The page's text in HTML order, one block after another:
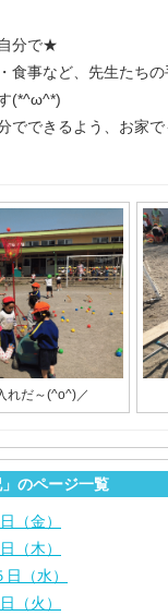
分で★
食事など、先生たち
(*^ω^*)
でできるよう、お家
れだ～(^o^)／
」のページ一覧
（金）
（木）
（水）
（火）